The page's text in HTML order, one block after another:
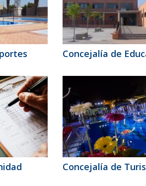
Concejalía de
Concejalía de